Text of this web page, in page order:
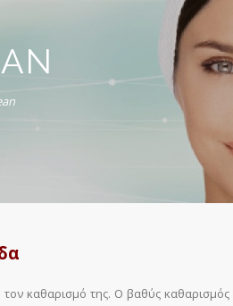
καθαρισμό της. Ο βαθύς καθαρισμός